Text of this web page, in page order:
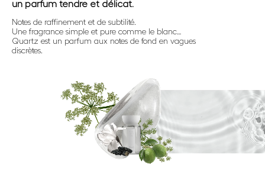
un parfum tendre et délicat.
Notes de raffinement et de subtilité.
Une fragrance simple et pure comme le blanc…
Quartz est un parfum aux notes de fond en vagues
discrètes.